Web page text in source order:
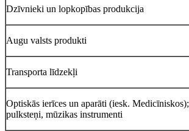
Dzīvnieki un lopkopības produkcija
Augu valsts produkti
Transporta līdzekļi
Optiskās ierīces un aparāti (iesk. Medicīniskos);
pulksteņi, mūzikas instrumenti